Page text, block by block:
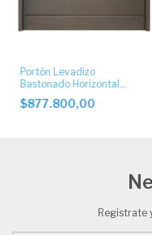
Portón Levadizo
Bastonado Horizontal
Ciego
$877.800,00
Registrate